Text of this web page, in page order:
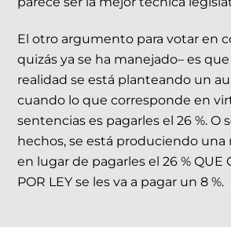
El otro argumento para votar en
quizás ya se ha manejado– es
realidad se está planteando un
cuando lo que corresponde en
sentencias es pagarles el 26 %. O
hechos, se está produciendo una
en lugar de pagarles el 26 % QUE
POR LEY se les va a pagar un 8 %.